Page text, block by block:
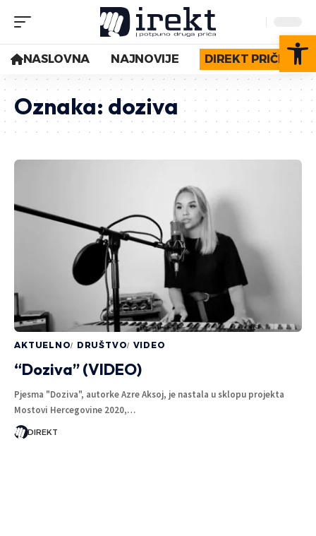
NASLOVNA NAJNOVIJE DIREKT PRIČE
Oznaka: doziva
AKTUELNO DRUŠTVO VIDEO
“Doziva” (VIDEO)
Pjesma "Doziva", autorke Azre Aksoj, je nastala u sklopu projekta
Mostovi Hercegovine 2020,…
DIREKT